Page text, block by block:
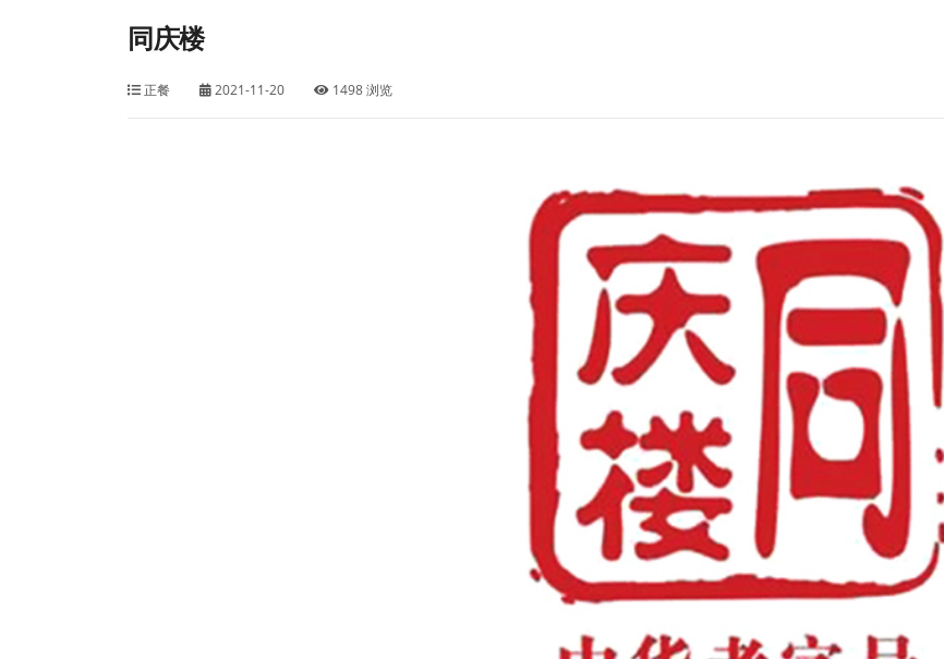
同庆楼
正餐 2021-11-20 1498 浏览